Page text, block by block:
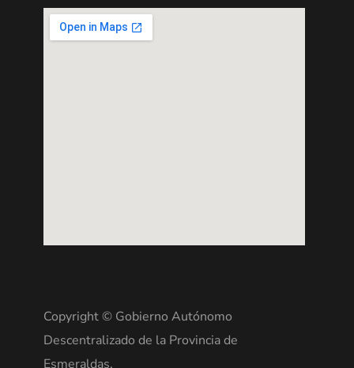
Copyright © Gobierno Autónomo
Descentralizado de la Provincia de
Esmeraldas.